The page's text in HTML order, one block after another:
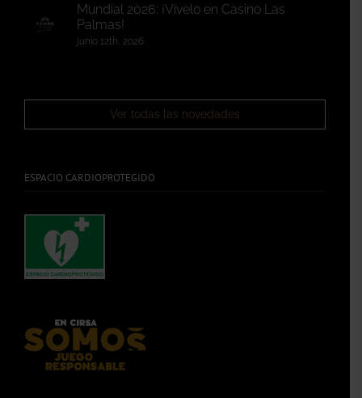
Mundial 2026: ¡Vívelo en Casino Las
Palmas!
junio 12th, 2026
Ver todas las novedades
ESPACIO CARDIOPROTEGIDO